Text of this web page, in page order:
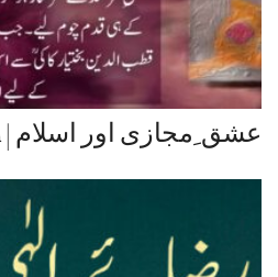
عشق ِمجازی اور اسلام | Ishq e Majazi or Islam